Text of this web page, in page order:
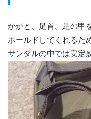
かかと、足首、足の甲
ホールドしてくれるた
サンダルの中では安定